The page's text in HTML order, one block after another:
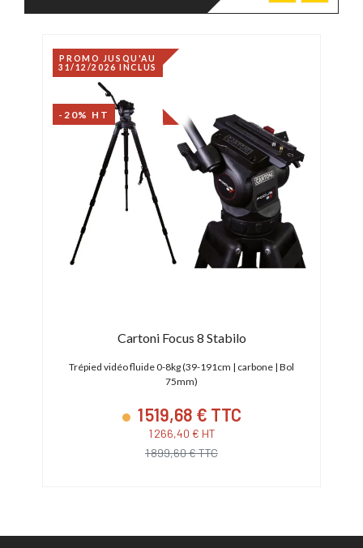
PROMO JUSQU'AU
31/12/2026 INCLUS
-20% HT
Cartoni Focus 8 Stabilo
Trépied vidéo fluide 0-8kg (39-191cm | carbone | Bol
75mm)
1 519,68 € TTC
1 266,40 € HT
1 899,60 € TTC